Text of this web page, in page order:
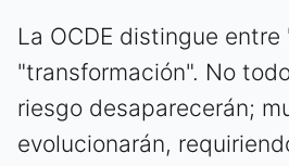
La OCDE distingue
"transformación". No
riesgo desaparecerán;
evolucionarán,